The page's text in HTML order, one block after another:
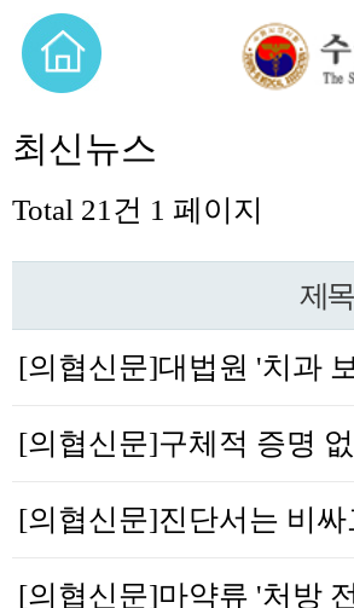
최신뉴스
Total 21건 1 페이지
제목